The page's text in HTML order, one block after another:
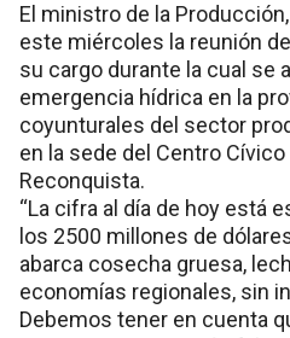
El ministro de la
este miércoles la reunión
su cargo durante la cual se
emergencia hídrica en la
coyunturales del sector
en la sede del Centro
Reconquista.
“La cifra al día de hoy está
los 2500 millones de
abarca cosecha gruesa,
economías regionales, sin
Debemos tener en cuenta